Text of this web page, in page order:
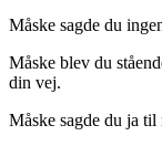
Måske sagde du
Måske blev du
din vej.
Måske sagde du ja